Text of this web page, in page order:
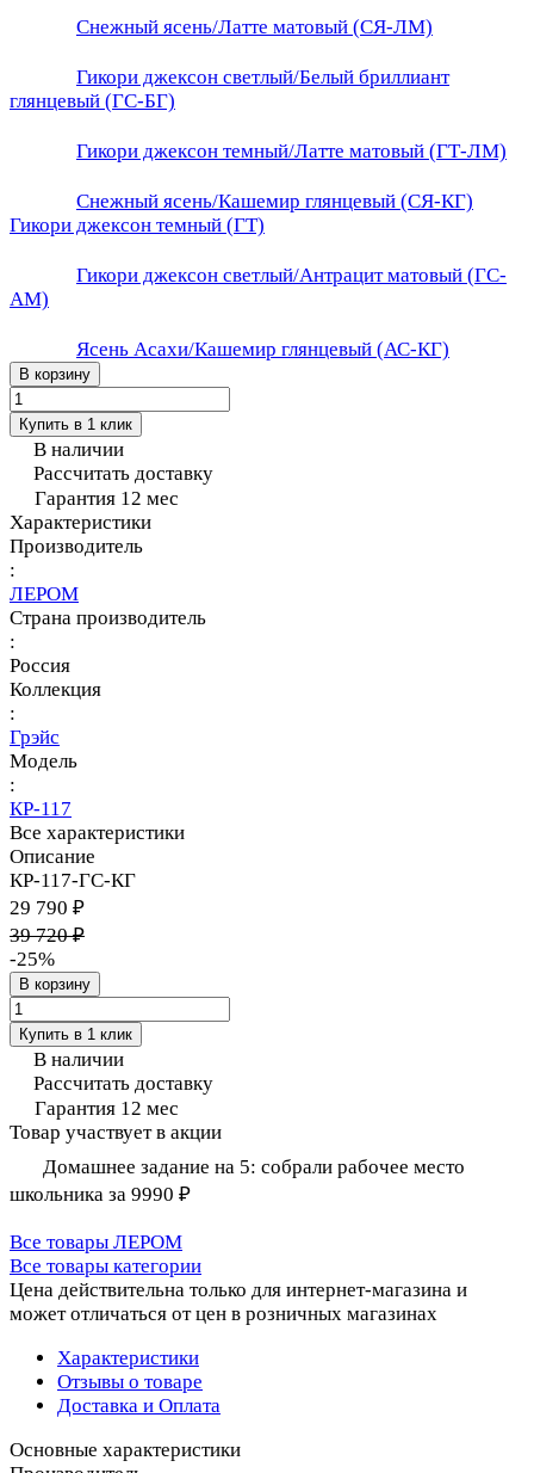
Снежный ясень/Латте матовый (СЯ-ЛМ)
Гикори джексон светлый/Белый бриллиант
глянцевый (ГС-БГ)
Гикори джексон темный/Латте матовый (ГТ-ЛМ)
Снежный ясень/Кашемир глянцевый (СЯ-КГ)
Гикори джексон темный (ГТ)
Гикори джексон светлый/Антрацит матовый (ГС-
АМ)
Ясень Асахи/Кашемир глянцевый (АС-КГ)
В корзину
Купить в 1 клик
В наличии
Рассчитать доставку
Гарантия 12 мес
Характеристики
Производитель
:
ЛЕРОМ
Страна производитель
:
Россия
Коллекция
:
Грэйс
Модель
:
КР-117
Все характеристики
Описание
КР-117-ГС-КГ
29 790 ₽
39 720 ₽
-25%
В корзину
Купить в 1 клик
В наличии
Рассчитать доставку
Гарантия 12 мес
Товар участвует в акции
Домашнее задание на 5: собрали рабочее место
школьника за 9990 ₽
Все товары ЛЕРОМ
Все товары категории
Цена действительна только для интернет-магазина и
может отличаться от цен в розничных магазинах
Характеристики
Отзывы о товаре
Доставка и Оплата
Основные характеристики